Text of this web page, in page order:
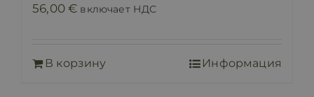
56,00€ включает НДС
В корзину Информация